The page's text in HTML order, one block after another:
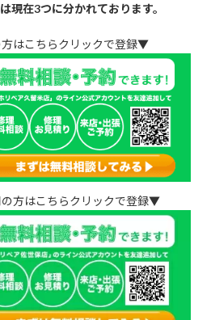
現在3つに分かれております。
はこちらクリックで登録▼
方はこちらクリックで登録▼